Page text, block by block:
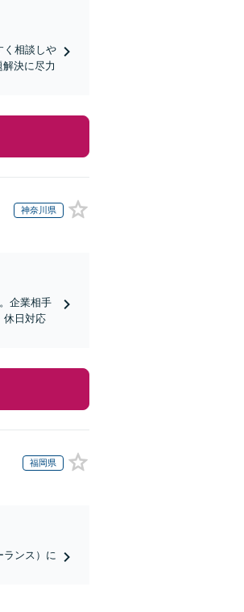
く相談しや
決に尽力
神奈川県
企業相手
休日対応
福岡県
ランス）に